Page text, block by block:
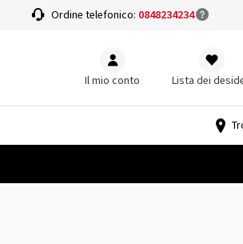
Ordine telefonico: 0848234234
Il mio conto Lista dei